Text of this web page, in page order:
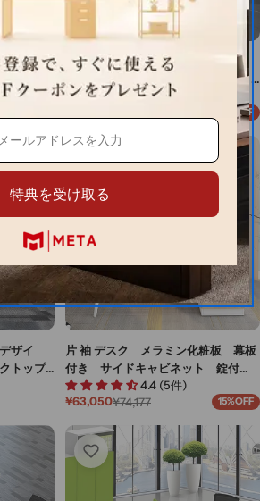
板 デス
プパネ
き シ
ンセ
カスタ
オフィスデスク メラミン化粧板
サイドラック 可動棚板 デスクト
ップパネル 配信孔 長持ちしやす
4.6 (12件)
セ
ル
価
通
価
格
20%OFF
ザイ
トップ
スチ
ルー
片 袖 デスク メラミン化粧板 幕板
付き サイドキャビネット 錠付
き シリンダー錠 高耐荷重 長持
ちしやすい ナチュラル カスタマ
4.4 (5件)
セ
ル
価
¥63,050
通
価
格
¥74,177 15%OFF
特典を受け取る